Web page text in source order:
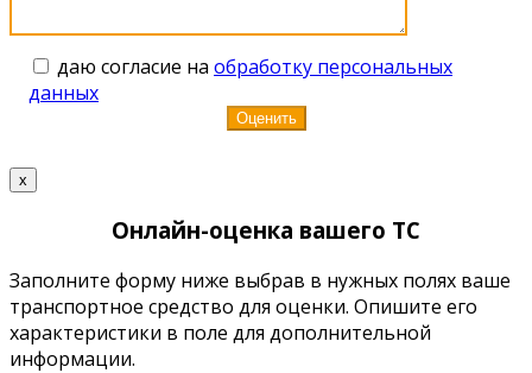
даю согласие на обработку персональных
данных
x
Онлайн-оценка вашего ТС
Заполните форму ниже выбрав в нужных полях ваше
транспортное средство для оценки. Опишите его
характеристики в поле для дополнительной
информации.